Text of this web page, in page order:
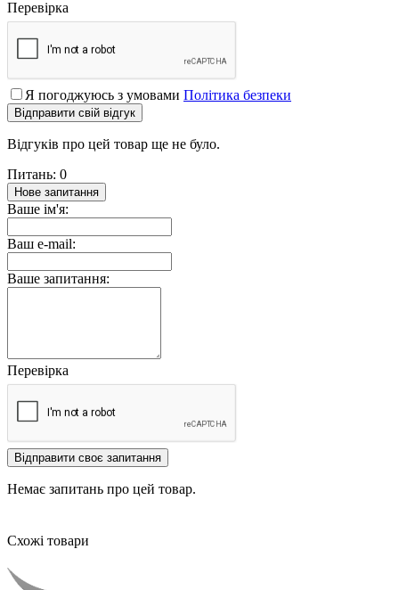
Перевірка
Я погоджуюсь з умовами Політика безпеки
Відправити свій відгук
Відгуків про цей товар ще не було.
Питань: 0
Нове запитання
Ваше ім'я:
Ваш e-mail:
Ваше запитання:
Перевірка
Відправити своє запитання
Немає запитань про цей товар.
Схожі товари